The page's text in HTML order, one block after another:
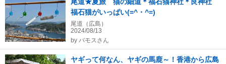
福石猫がいっぱい(=^・^=)
尾道（広島）
2024/08/13
by バモスさん
ヤギって何なん、ヤギの馬鹿～！香港から広島